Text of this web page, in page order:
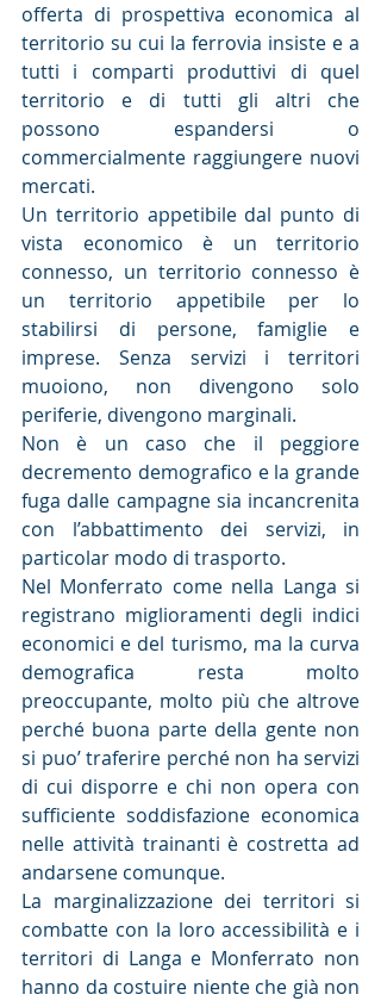
offerta di prospettiva economica al
territorio su cui la ferrovia insiste e a
tutti i comparti produttivi di quel
territorio e di tutti gli altri che
possono espandersi o
commercialmente raggiungere nuovi
mercati.
Un territorio appetibile dal punto di
vista economico è un territorio
connesso, un territorio connesso è
un territorio appetibile per lo
stabilirsi di persone, famiglie e
imprese. Senza servizi i territori
muoiono, non divengono solo
periferie, divengono marginali.
Non è un caso che il peggiore
decremento demografico e la grande
fuga dalle campagne sia incancrenita
con l’abbattimento dei servizi, in
particolar modo di trasporto.
Nel Monferrato come nella Langa si
registrano miglioramenti degli indici
economici e del turismo, ma la curva
demografica resta molto
preoccupante, molto più che altrove
perché buona parte della gente non
si puo’ traferire perché non ha servizi
di cui disporre e chi non opera con
sufficiente soddisfazione economica
nelle attività trainanti è costretta ad
andarsene comunque.
La marginalizzazione dei territori si
combatte con la loro accessibilità e i
territori di Langa e Monferrato non
hanno da costuire niente che già non